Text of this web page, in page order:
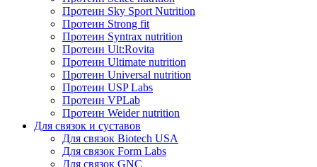
Протеин Sky Sport Nutrition
Протеин Strong fit
Протеин Syntrax nutrition
Протеин Ult:Rovita
Протеин Ultimate nutrition
Протеин Universal nutrition
Протеин USP Labs
Протеин VPLab
Протеин Weider nutrition
Для связок и суставов
Для связок Biotech USA
Для связок Form Labs
Для связок GNC